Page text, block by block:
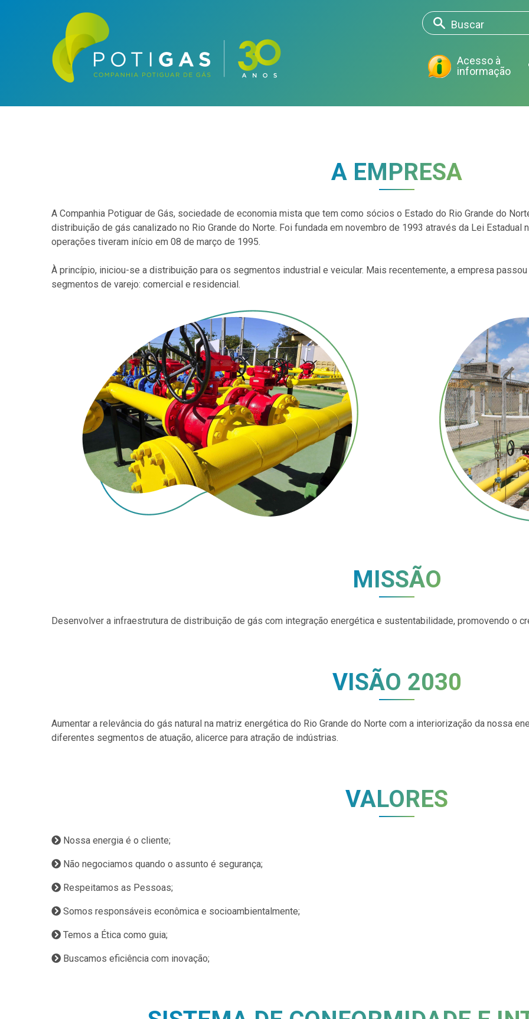
Acesso à
informação
A EMPRESA
A Companhia Potiguar de Gás, sociedade de economia mista que tem como sócios o Estado do Rio Grande do
distribuição de gás canalizado no Rio Grande do Norte. Foi fundada em novembro de 1993 através da Lei Estadual
operações tiveram início em 08 de março de 1995.
À princípio, iniciou-se a distribuição para os segmentos industrial e veicular. Mais recentemente, a empresa
segmentos de varejo: comercial e residencial.
MISSÃO
Desenvolver a infraestrutura de distribuição de gás com integração energética e sustentabilidade, promovendo o
VISÃO 2030
Aumentar a relevância do gás natural na matriz energética do Rio Grande do Norte com a interiorização da nossa
diferentes segmentos de atuação, alicerce para atração de indústrias.
VALORES
Nossa energia é o cliente;
Não negociamos quando o assunto é segurança;
Respeitamos as Pessoas;
Somos responsáveis econômica e socioambientalmente;
Temos a Ética como guia;
Buscamos eficiência com inovação;